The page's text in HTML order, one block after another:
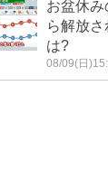
お盆休
ら解放
は?
08/09(日